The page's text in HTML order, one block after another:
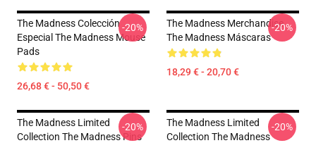
The Madness Colección
Especial The Madness Mouse
Pads
26,68 € - 50,50 €
-20%
The Madness Merchandise
The Madness Máscaras
18,29 € - 20,70 €
-20%
The Madness Limited
Collection The Madness Pins
-20%
The Madness Limited
Collection The Madness
-20%